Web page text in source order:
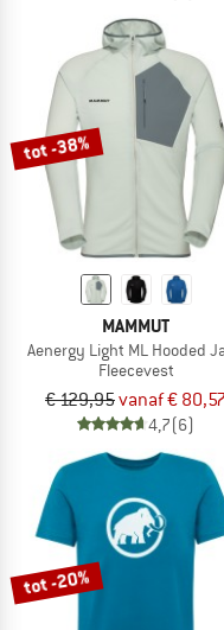
tot -38%
MAMMUT
Aenergy Light ML Hooded
Fleecevest
€ 129,95vanaf € 80,57
4,7(6)
tot -20%